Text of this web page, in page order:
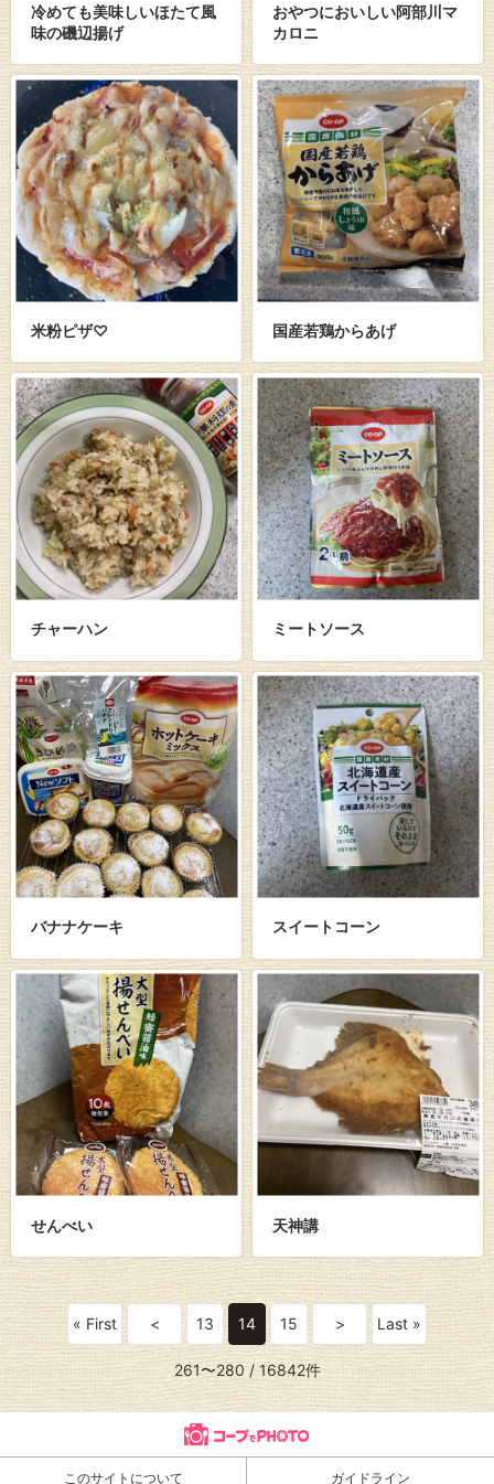
冷めても美味しいほたて風
味の磯辺揚げ
おやつにおいしい阿部川マ
カロニ
米粉ピザ♡ 国産若鶏からあげ
チャーハン ミートソース
バナナケーキ スイートコーン
せんべい 天神講
« First < 13 14 15 > Last »
261〜280/ 16842件
このサイトについて ガイドライン